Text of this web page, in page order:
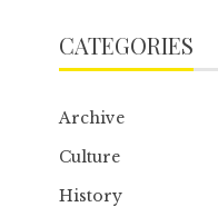
CATEGORIES
Archive
Culture
History